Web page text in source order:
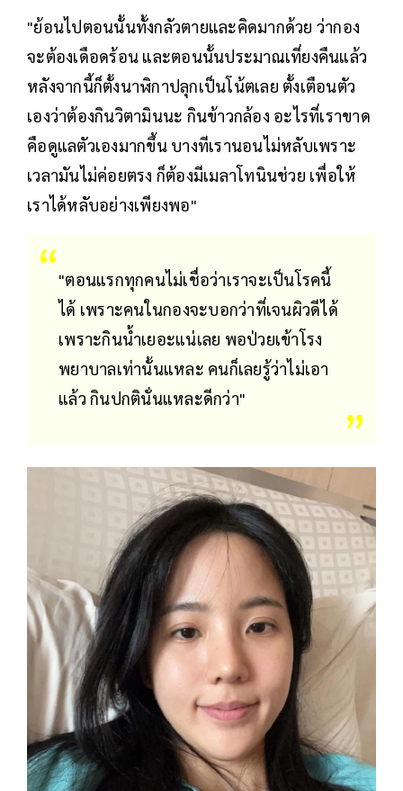
"ย้อนไปตอนนั้นทั้งกลัวตายและคิดมากด้วย ว่ากอง
จะต้องเดือดร้อน และตอนนั้นประมาณเที่ยงคืนแล้ว
หลังจากนี้ก็ตั้งนาฬิกาปลุกเป็นโน้ตเลย ตั้งเตือนตัว
เองว่าต้องกินวิตามินนะ กินข้าวกล้อง อะไรที่เราขาด
คือดูแลตัวเองมากขึ้น บางทีเรานอนไม่หลับเพราะ
เวลามันไม่ค่อยตรง ก็ต้องมีเมลาโทนินช่วย เพื่อให้
เราได้หลับอย่างเพียงพอ"
"ตอนแรกทุกคนไม่เชื่อว่าเราจะเป็นโรคนี้
ได้ เพราะคนในกองจะบอกว่าที่เจนผิวดีได้
เพราะกินน้ำเยอะแน่เลย พอป่วยเข้าโรง
พยาบาลเท่านั้นแหละ คนก็เลยรู้ว่าไม่เอา
แล้ว กินปกตินั่นแหละดีกว่า"